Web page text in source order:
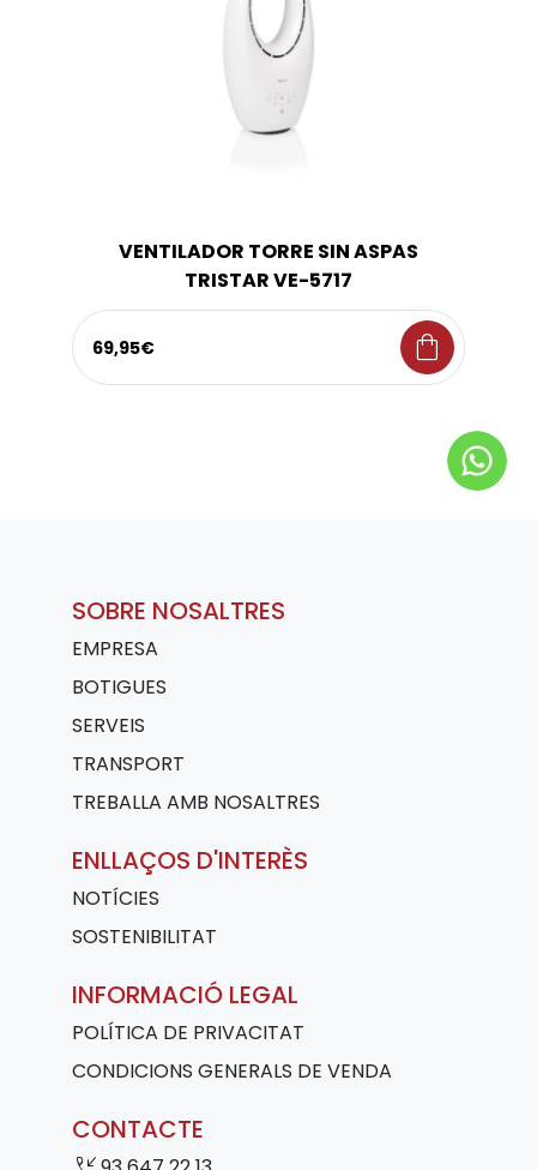
VENTILADOR TORRE SIN ASPAS
TRISTAR VE-5717
69,95€ shopping_bag
SOBRE NOSALTRES
EMPRESA
BOTIGUES
SERVEIS
TRANSPORT
TREBALLA AMB NOSALTRES
ENLLAÇOS D'INTERÈS
NOTÍCIES
SOSTENIBILITAT
INFORMACIÓ LEGAL
POLÍTICA DE PRIVACITAT
CONDICIONS GENERALS DE VENDA
CONTACTE